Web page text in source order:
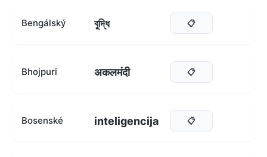
Bengálský বুদ্ধি 📋
Bhojpuri अकलमंदी 📋
Bosenské inteligencija 📋